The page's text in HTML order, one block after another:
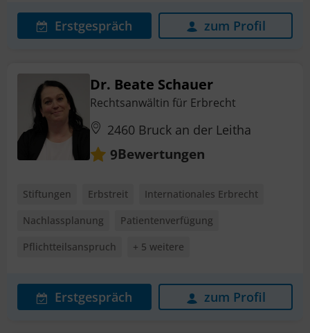
Erstgespräch zum Profil
Dr. Beate Schauer
Rechtsanwältin für Erbrecht
2460 Bruck an der Leitha
9Bewertungen
Stiftungen Erbstreit
Internationales Erbrecht
Nachlassplanung
Patientenverfügung
Pflichtteilsanspruch
+ 5 weitere
Erstgespräch zum Profil